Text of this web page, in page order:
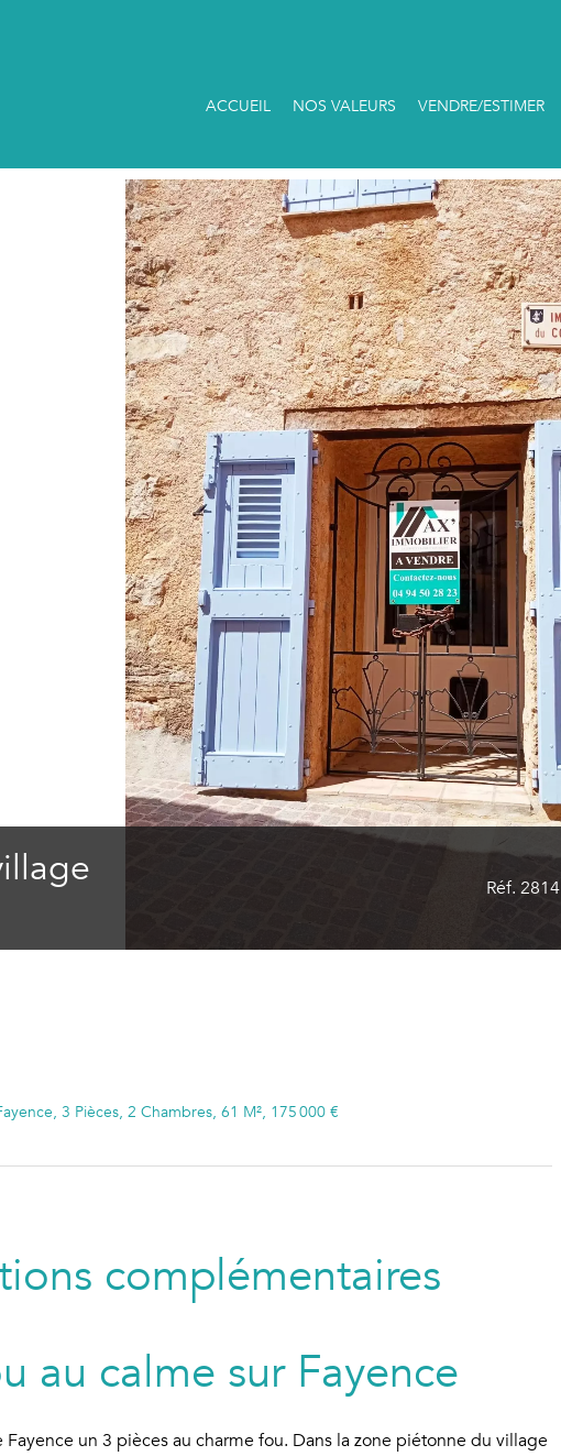
ACCUEIL NOS VALEURS VENDRE/ESTIMER
Réf. 2814
3 Pièces, 2 Chambres, 61 M², 175 000 €
complémentaires
au calme sur Fayence
un 3 pièces au charme fou. Dans la zone piétonne du village